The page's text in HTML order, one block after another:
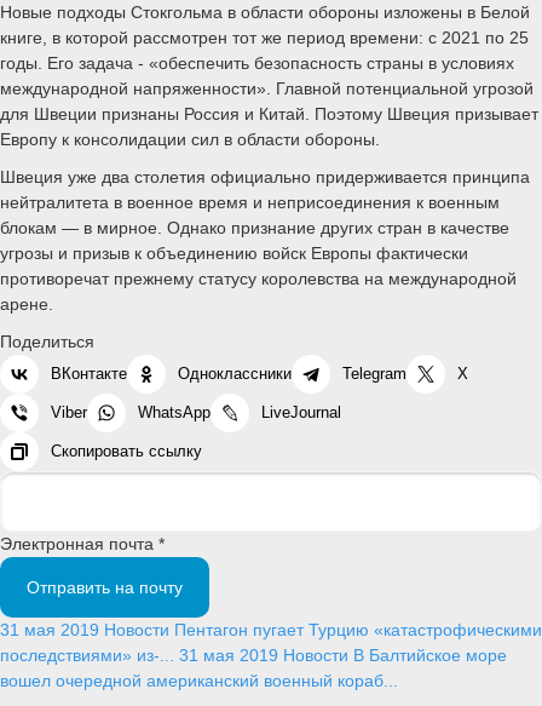
Новые подходы Стокгольма в области обороны изложены в Белой
книге, в которой рассмотрен тот же период времени: с 2021 по 25
годы. Его задача - «обеспечить безопасность страны в условиях
международной напряженности». Главной потенциальной угрозой
для Швеции признаны Россия и Китай. Поэтому Швеция призывает
Европу к консолидации сил в области обороны.
Швеция уже два столетия официально придерживается принципа
нейтралитета в военное время и неприсоединения к военным
блокам — в мирное. Однако признание других стран в качестве
угрозы и призыв к объединению войск Европы фактически
противоречат прежнему статусу королевства на международной
арене.
Поделиться
ВКонтакте Одноклассники Telegram X
Viber WhatsApp LiveJournal
Скопировать ссылку
Электронная почта *
Отправить на почту
31 мая 2019 Новости Пентагон пугает Турцию «катастрофическими
последствиями» из-... 31 мая 2019 Новости В Балтийское море
вошел очередной американский военный кораб...